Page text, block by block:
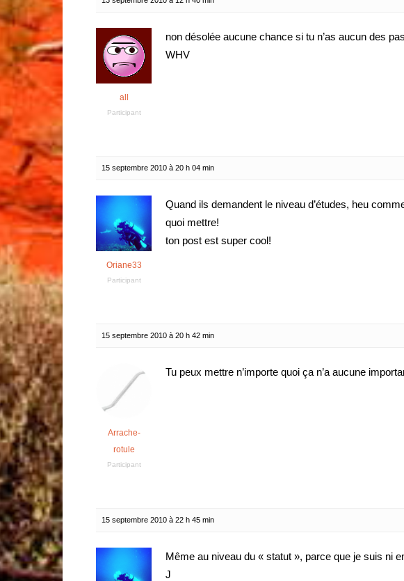
all
Participant
non désolée aucune chance si tu n’as aucun des
WHV
15 septembre 2010 à 20 h 04 min
Oriane33
Participant
Quand ils demandent le niveau d’études, heu
quoi mettre!
ton post est super cool!
15 septembre 2010 à 20 h 42 min
Arrache-
rotule
Participant
Tu peux mettre n’importe quoi ça n’a aucune
15 septembre 2010 à 22 h 45 min
Même au niveau du « statut », parce que je suis ni
J